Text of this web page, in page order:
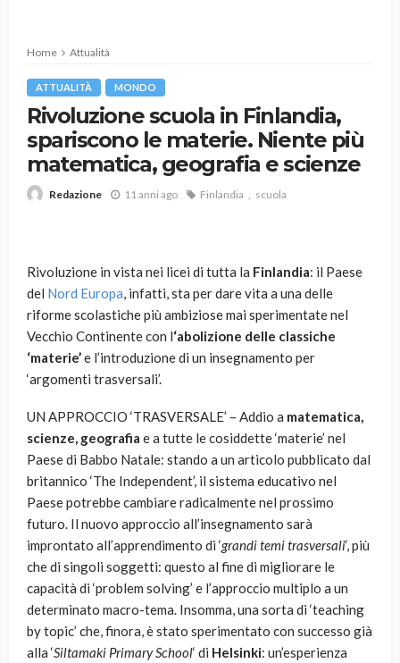
Home Attualità
ATTUALITÀ MONDO
Rivoluzione scuola in Finlandia,
spariscono le materie. Niente più
matematica, geografia e scienze
Redazione 11 anni ago Finlandia scuola
Rivoluzione in vista nei licei di tutta la Finlandia: il Paese
del Nord Europa, infatti, sta per dare vita a una delle
riforme scolastiche più ambiziose mai sperimentate nel
Vecchio Continente con l‘abolizione delle classiche
‘materie’e l’introduzione di un insegnamento per
‘argomenti trasversali’.
UN APPROCCIO ‘TRASVERSALE’ – Addio a matematica,
scienze, geografia e a tutte le cosiddette ‘materie’ nel
Paese di Babbo Natale: stando a un articolo pubblicato dal
britannico ‘The Independent’, il sistema educativo nel
Paese potrebbe cambiare radicalmente nel prossimo
futuro. Il nuovo approccio all’insegnamento sarà
improntato all’apprendimento di ‘grandi temi trasversali‘, più
che di singoli soggetti: questo al fine di migliorare le
capacità di ‘problem solving’ e l’approccio multiplo a un
determinato macro-tema. Insomma, una sorta di ‘teaching
by topic’ che, finora, è stato sperimentato con successo già
alla ‘Siltamaki Primary School‘ di Helsinki: un’esperienza